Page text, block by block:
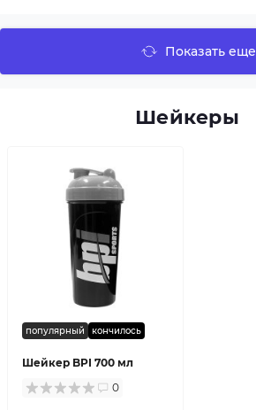
Показать еще
Шейкеры
популярный кончилось
Шейкер BPI 700 мл
0